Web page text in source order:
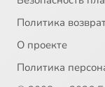
Политика
О проекте
Политика